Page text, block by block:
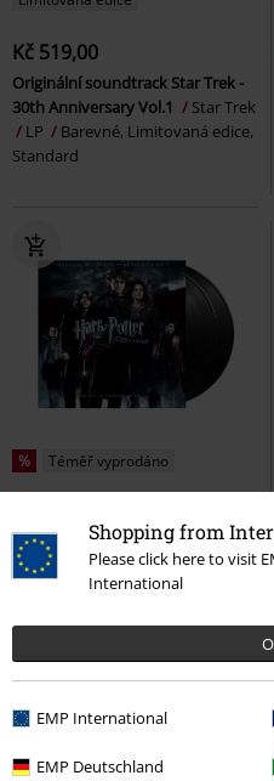
Shopping from
Please click here to visit
International
EMP International
EMP Deutschland
Kč 519,00
Originální soundtrack Star Trek -
30th Anniversary Vol.1
Star Trek
LP
Barevné, Limitovaná edice,
Standard
% Téměř vyprodáno
Originální soundtrack z filmu
Harry Potter a Ohnivý pohár
Harry Potter
LP
Re-release,